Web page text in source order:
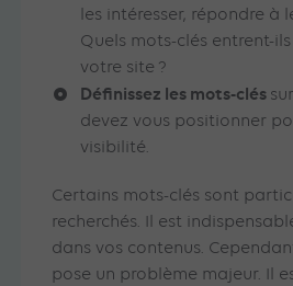
les intéresser, répondre à
Quels mots-clés entrent-
votre site ?
Définissez les mots-clés
devez vous positionner
visibilité.
Certains mots-clés sont
recherchés. Il est
dans vos contenus.
pose un problème majeur. Il